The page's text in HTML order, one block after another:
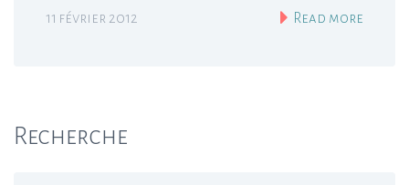
11 février 2012 Read more
Recherche